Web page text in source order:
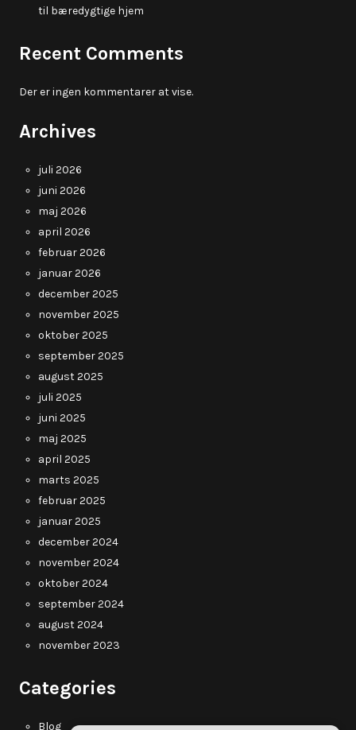
til bæredygtige hjem
Recent Comments
Der er ingen kommentarer at vise.
Archives
juli 2026
juni 2026
maj 2026
april 2026
februar 2026
januar 2026
december 2025
november 2025
oktober 2025
september 2025
august 2025
juli 2025
juni 2025
maj 2025
april 2025
marts 2025
februar 2025
januar 2025
december 2024
november 2024
oktober 2024
september 2024
august 2024
november 2023
Categories
Blog